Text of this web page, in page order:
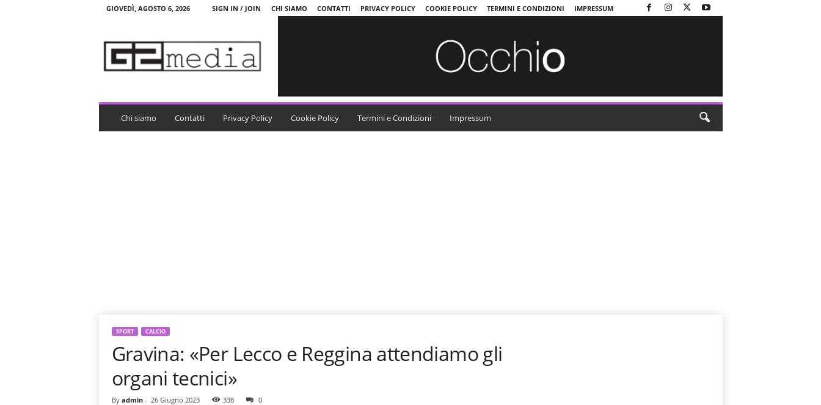
GIOVEDÌ, AGOSTO 6, 2026 SIGN IN / JOIN CHI SIAMO CONTATTI PRIVACY POLICY COOKIE POLICY TERMINI E CONDIZIONI IMPRESSUM
a
Chi siamo Contatti Privacy Policy Cookie Policy Termini e Condizioni Impressum
SPORT CALCIO
Gravina: «Per Lecco e Reggina attendiamo gli
organi tecnici»
By admin- 26 Giugno 2023 338 0